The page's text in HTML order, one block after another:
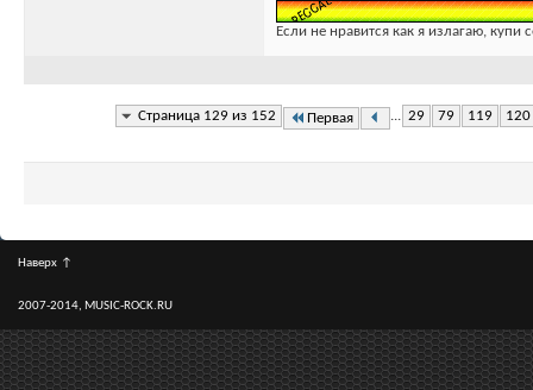
Если не нравится как я излагаю, купи
Страница 129 из 152 Первая ... 29 79 119 120
Наверх ↑
2007-2014, MUSIC-ROCK.RU